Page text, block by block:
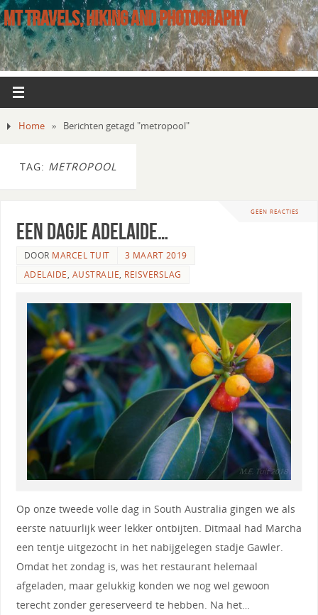
MT TRAVELS, HIKING AND PHOTOGRAPHY
Home » Berichten getagd "metropool"
TAG: METROPOOL
GEEN REACTIES
Een dagje Adelaide…
DOOR MARCEL TUIT
3 MAART 2019
ADELAIDE, AUSTRALIE, REISVERSLAG
Op onze tweede volle dag in South Australia gingen we als
eerste natuurlijk weer lekker ontbijten. Ditmaal had Marcha
een tentje uitgezocht in het nabijgelegen stadje Gawler.
Omdat het zondag is, was het restaurant helemaal
afgeladen, maar gelukkig konden we nog wel gewoon
terecht zonder gereserveerd te hebben. Na het…